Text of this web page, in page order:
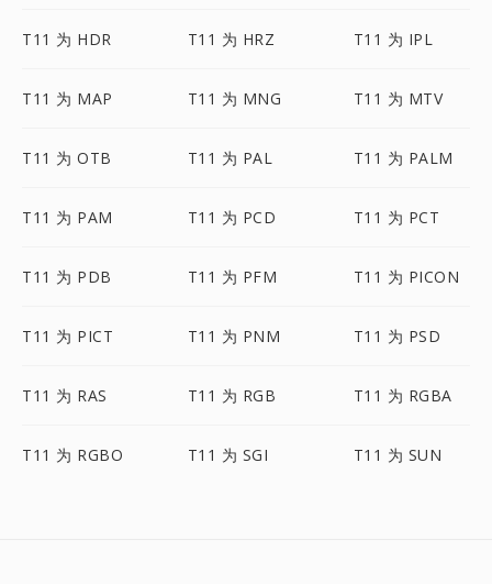
T11 为 HDR T11 为 HRZ T11 为 IPL
T11 为 MAP T11 为 MNG T11 为 MTV
T11 为 OTB T11 为 PAL T11 为 PALM
T11 为 PAM T11 为 PCD T11 为 PCT
T11 为 PDB T11 为 PFM T11 为 PICON
T11 为 PICT T11 为 PNM T11 为 PSD
T11 为 RAS T11 为 RGB T11 为 RGBA
T11 为 RGBO T11 为 SGI T11 为 SUN